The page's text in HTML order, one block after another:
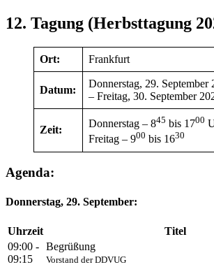
12. Tagung (Herbsttagung
Ort: Frankfurt
Datum:
Donnerstag, 29. September
– Freitag, 30. September
Zeit:
Donnerstag – 845 bis 1700
Freitag – 900 bis 1630
Agenda:
Donnerstag, 29. September:
Uhrzeit
Titel
09:00 -
09:15
Begrüßung
Vorstand der DDVUG